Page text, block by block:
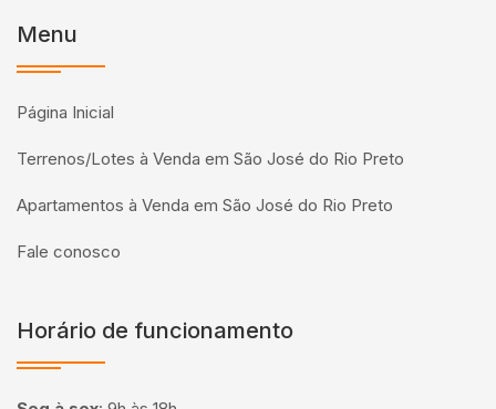
Menu
Página Inicial
Terrenos/Lotes à Venda em São José do Rio Preto
Apartamentos à Venda em São José do Rio Preto
Fale conosco
Horário de funcionamento